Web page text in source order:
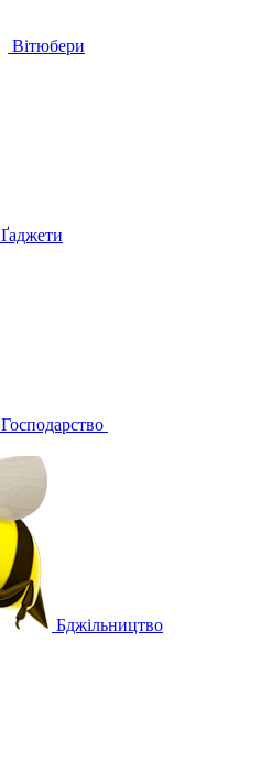
Вітюбери
Ґаджети
Господарство
Бджільництво